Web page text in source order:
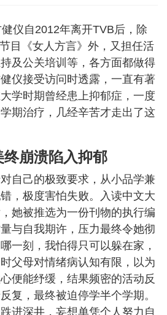
仪自2012年离开TVB后，除
目《女人方言》外，又担任活
及公关培训等，各方面都做得
仪接受访问时透露，一直有著
学时期曾经患上抑郁症，一度
期治疗，几经辛苦才走出了这
崩溃陷入抑郁
自己的极致要求，从小品学兼
，极度害怕失败。入读中文大
她被推选为一份刊物的执行编
与自我期许，压力最终令她彻
一刻，我怕得只可以躲在家，
父母对情绪病认知有限，以为
便能纾缓，结果频密的活动反
复，最终被迫停学半个学期。
进深井，妄想单凭个人努力自